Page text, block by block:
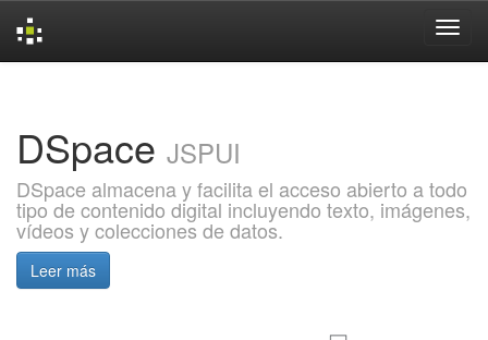
DSpace JSPUI
DSpace almacena y facilita el acceso abierto a todo
tipo de contenido digital incluyendo texto, imágenes,
vídeos y colecciones de datos.
Leer más